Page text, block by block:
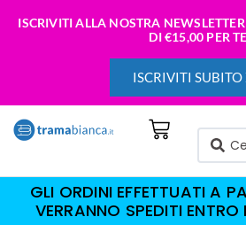
ISCRIVITI ALLA NOSTRA
DI€15,00 PER TE
ISCRIVITI SUBITO
GLI ORDINI EFFETTUATI A
VERRANNO SPEDITI ENTRO